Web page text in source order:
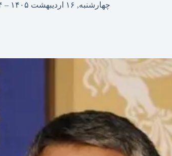
چهارشنبه, ۱۶ اردیبهشت ۱۴۰۵ – ۱۳:۱۴